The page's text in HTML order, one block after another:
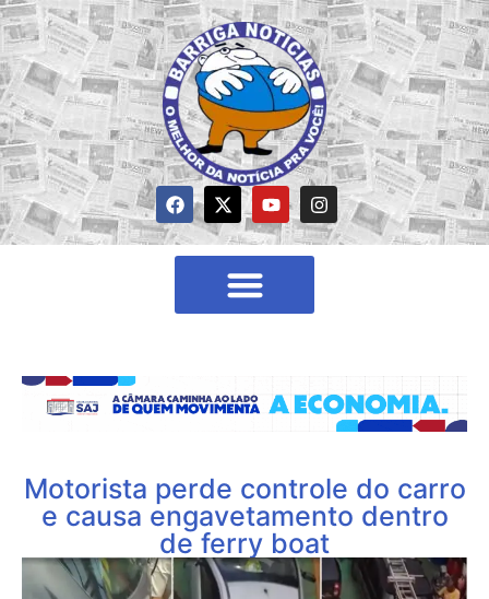
Motorista perde controle do carro
e causa engavetamento dentro
de ferry boat